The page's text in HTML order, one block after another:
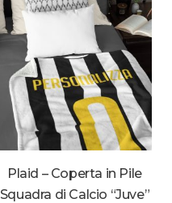
Plaid – Coperta in Pile
Squadra di Calcio “Juve”